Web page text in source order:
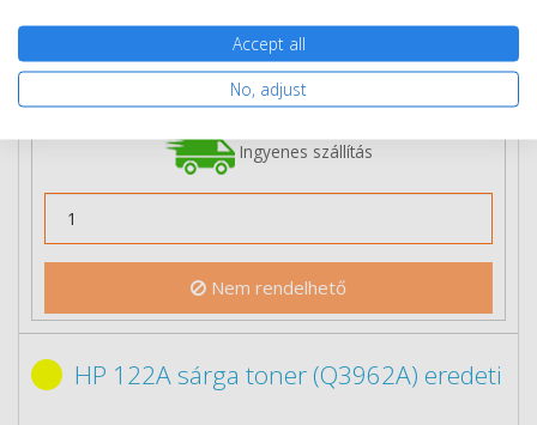
22 890 Ft (bruttó 29 070 Ft) / db
Rendelésre Mikor kapom meg?
Ingyenes szállítás
Nem rendelhető
HP 122A sárga toner (Q3962A) eredeti
Accept all
No, adjust